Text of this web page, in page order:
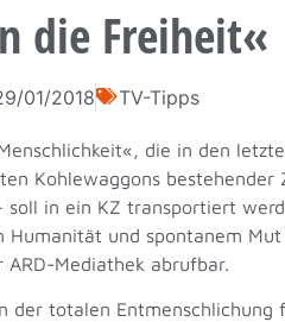
die Freiheit«
01/2018 TV-Tipps
die in den
Kohlewaggons
soll in ein KZ transportiert
und spontanem
ARD-Mediathek abrufbar.
der totalen